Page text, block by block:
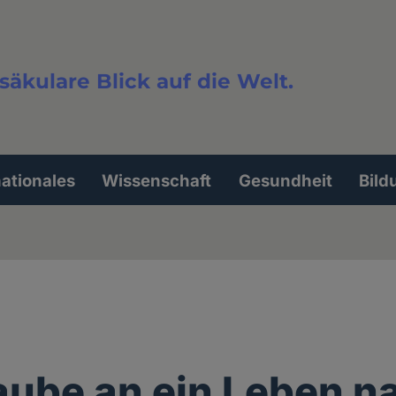
Blick auf die Welt.
Wissenschaft Gesundheit